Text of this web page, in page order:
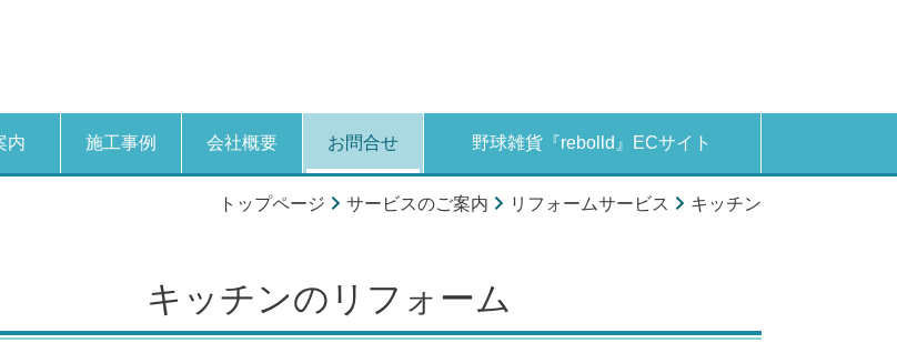
内 施工事例 会社概要 お問合せ 野球雑貨『rebolld』ECサイト
トップページ サービスのご案内 リフォームサービス キッチン
キッチンのリフォーム